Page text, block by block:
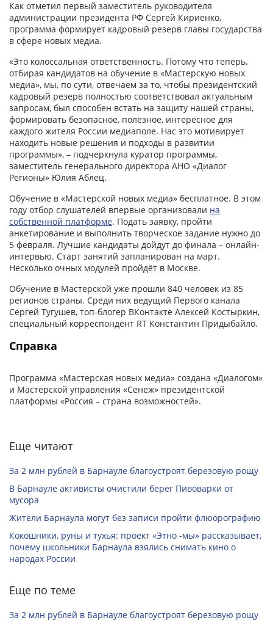
Как отметил первый заместитель руководителя
администрации президента РФ Сергей Кириенко,
программа формирует кадровый резерв главы государства
в сфере новых медиа.
«Это колоссальная ответственность. Потому что теперь,
отбирая кандидатов на обучение в «Мастерскую новых
медиа», мы, по сути, отвечаем за то, чтобы президентский
кадровый резерв полностью соответствовал актуальным
запросам, был способен встать на защиту нашей страны,
формировать безопасное, полезное, интересное для
каждого жителя России медиаполе. Нас это мотивирует
находить новые решения и подходы в развитии
программы», – подчеркнула куратор программы,
заместитель генерального директора АНО «Диалог
Регионы» Юлия Аблец.
Обучение в «Мастерской новых медиа» бесплатное. В этом
году отбор слушателей впервые организовали на
собственной платформе. Подать заявку, пройти
анкетирование и выполнить творческое задание нужно до
5 февраля. Лучшие кандидаты дойдут до финала – онлайн-
интервью. Старт занятий запланирован на март.
Несколько очных модулей пройдёт в Москве.
Обучение в Мастерской уже прошли 840 человек из 85
регионов страны. Среди них ведущий Первого канала
Сергей Тугушев, топ-блогер ВКонтакте Алексей Костыркин,
специальный корреспондент RT Константин Придыбайло.
Справка
Программа «Мастерская новых медиа» создана «Диалогом»
и Мастерской управления «Сенеж» президентской
платформы «Россия – страна возможностей».
Еще читают
За 2 млн рублей в Барнауле благоустроят березовую рощу
В Барнауле активисты очистили берег Пивоварки от
мусора
Жители Барнаула могут без записи пройти флюорографию
Кокошники, руны и тухья: проект «Этно -мы» рассказывает,
почему школьники Барнаула взялись снимать кино о
народах России
Еще по теме
За 2 млн рублей в Барнауле благоустроят березовую рощу